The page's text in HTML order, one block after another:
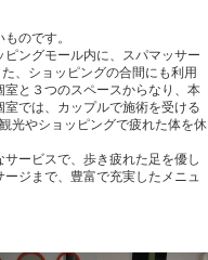
のです。
ングモール内に、スパマッサー
、ショッピングの合間にも利用
と３つのスペースからなり、本
では、カップルで施術を受ける
光やショッピングで疲れた体を休
ービスで、歩き疲れた足を優し
ジまで、豊富で充実したメニュ